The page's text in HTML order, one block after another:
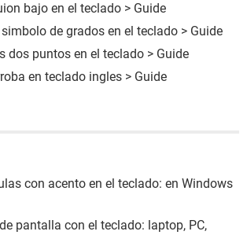
bajo en el teclado > Guide
de grados en el teclado > Guide
dos puntos en el teclado > Guide
en teclado ingles > Guide
con acento en el teclado: en Windows
pantalla con el teclado: laptop, PC,